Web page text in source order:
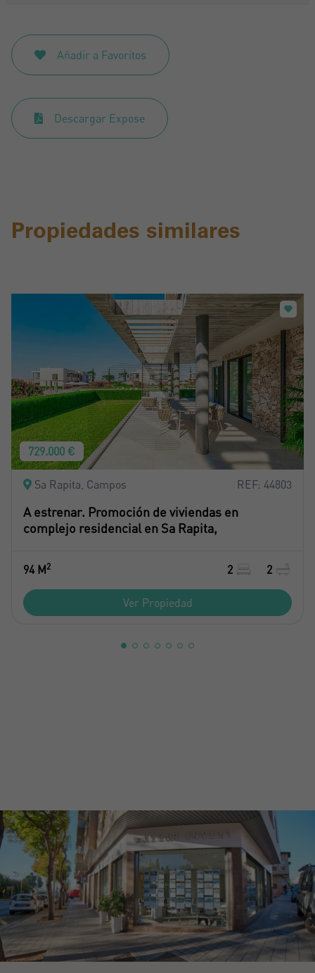
Añadir a Favoritos
Descargar Expose
Propiedades similares
729.000 €
Sa Rapita, Campos REF: 44803
A estrenar. Promoción de viviendas en
complejo residencial en Sa Rapita,
94 M2 2 2
Ver Propiedad
Registrarse